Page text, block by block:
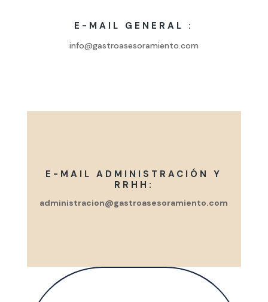
E-MAIL GENERAL :
info@gastroasesoramiento.com
E-MAIL ADMINISTRACIÓN Y
RRHH:
administracion@gastroasesoramiento.com